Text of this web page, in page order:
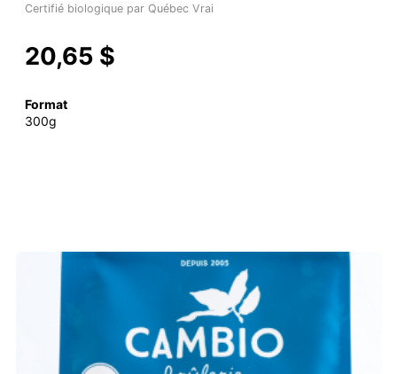
Certifié biologique par Québec Vrai
20,65 $
Format
300g